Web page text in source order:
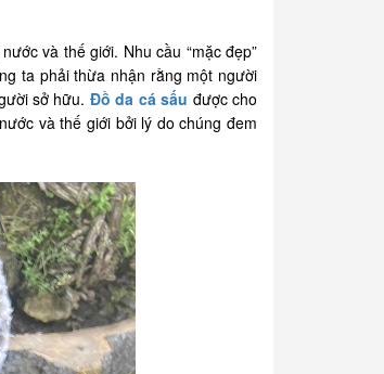
và thế giới. Nhu cầu “mặc đẹp”
ta phải thừa nhận rằng một người
sở hữu. Đồ da cá sấu được cho
và thế giới bởi lý do chúng đem